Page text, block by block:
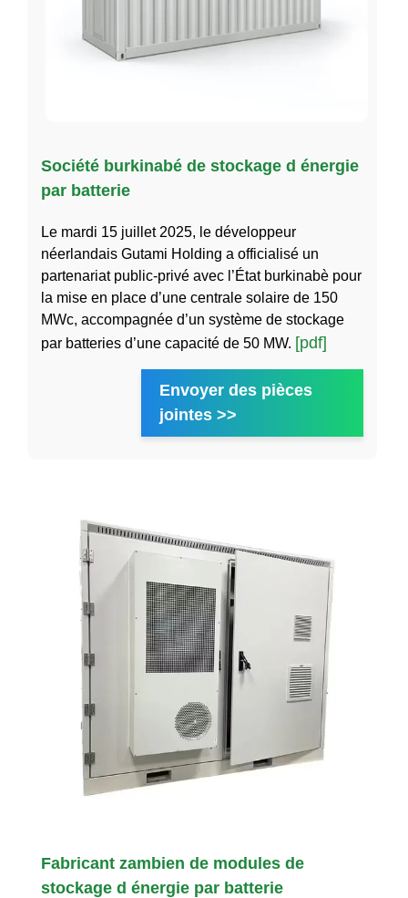
Société burkinabé de stockage d énergie
par batterie
Le mardi 15 juillet 2025, le développeur
néerlandais Gutami Holding a officialisé un
partenariat public-privé avec l’État burkinabè pour
la mise en place d’une centrale solaire de 150
MWc, accompagnée d’un système de stockage
par batteries d’une capacité de 50 MW. [pdf]
Envoyer des pièces
jointes >>
Fabricant zambien de modules de
stockage d énergie par batterie